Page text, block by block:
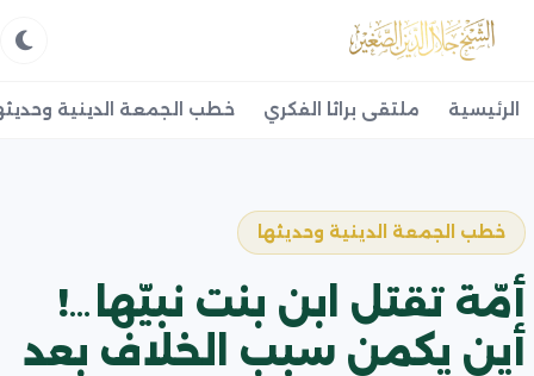
الرئيسية ملتقى براثا الفكري خطب الجمعة الدينية
خطب الجمعة الدينية وحديثها
أمّة تقتل ابن بنت نبيّها…!
أين يكمن سبب الخلاف بعد